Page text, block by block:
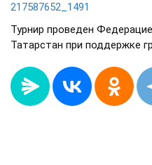
217587652_1491
Турнир проведен
Татарстан при поддержке